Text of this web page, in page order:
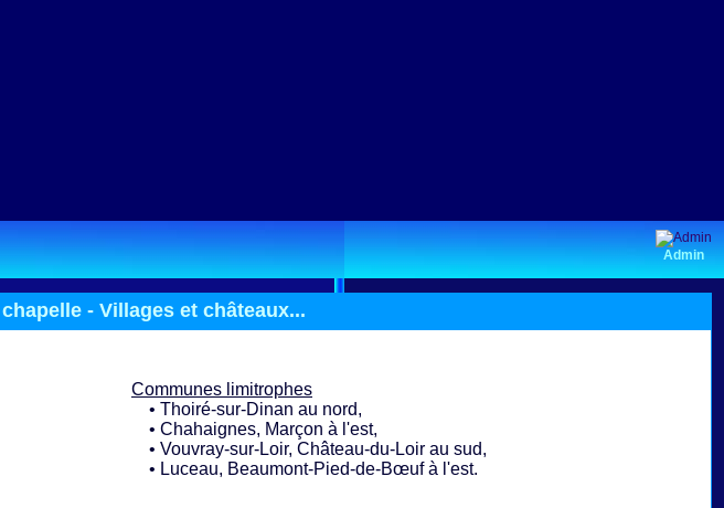
Admin
- Villages et châteaux...
Communes limitrophes
• Thoiré-sur-Dinan au nord,
• Chahaignes, Marçon à l'est,
• Vouvray-sur-Loir, Château-du-Loir au sud,
• Luceau, Beaumont-Pied-de-Bœuf à l'est.